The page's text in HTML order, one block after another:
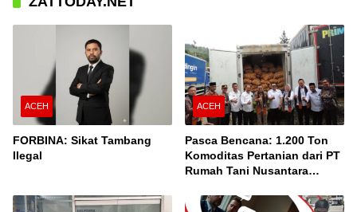
ACEH
FORBINA: Sikat Tambang
Ilegal
ACEH
Pasca Bencana: 1.200 Ton
Komoditas Pertanian dari PT
Rumah Tani Nusantara
Pasar Nasional